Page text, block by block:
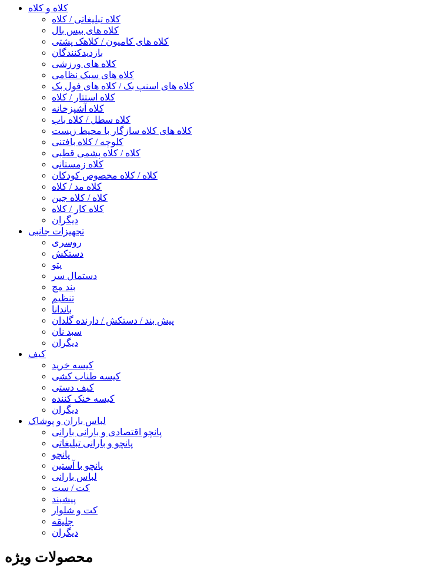
کلاه و کلاه
کلاه تبلیغاتی / کلاه
کلاه های بیس بال
کلاه های کامیون / کلاهک پشتی
بازدیدکنندگان
کلاه های ورزشی
کلاه های سبک نظامی
کلاه های اسنپ بک / کلاه های فول بک
کلاه استتار / کلاه
کلاه آشپزخانه
کلاه سطل / کلاه باب
کلاه های کلاه سازگار با محیط زیست
کلوچه / کلاه بافتنی
کلاه / کلاه پشمی قطبی
کلاه زمستانی
کلاه / کلاه مخصوص کودکان
کلاه مد / کلاه
کلاه / کلاه جین
کلاه کار / کلاه
دیگران
تجهیزات جانبی
روسری
دستکش
پتو
دستمال سر
بند مچ
تنظیم
باندانا
پیش بند / دستکش / دارنده گلدان
سبد نان
دیگران
کیف
کیسه خرید
کیسه طناب کشی
کیف دستی
کیسه خنک کننده
دیگران
لباس باران و پوشاک
پانچو اقتصادی و بارانی بارانی
پانچو و بارانی تبلیغاتی
پانچو
پانچو با آستین
لباس بارانی
کت / ست
پیشبند
کت و شلوار
جلیقه
دیگران
محصولات ویژه